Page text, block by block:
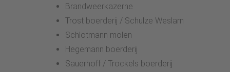
Brandweerkazerne
Trost boerderij / Schulze Weslarn
Schlotmann molen
Hegemann boerderij
Sauerhoff / Trockels boerderij